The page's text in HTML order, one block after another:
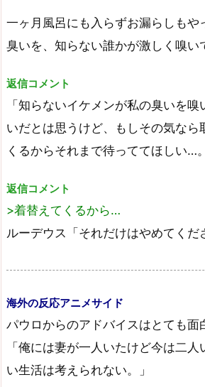
一ヶ月風呂にも入らずお漏らしもや
臭いを、知らない誰かが激しく嗅い
返信コメント
「知らないイケメンが私の臭いを
いだとは思うけど、もしその気なら
くるからそれまで待っててほしい…
返信コメント
>着替えてくるから…
ルーデウス「それだけはやめてくだ
海外の反応アニメサイド
パウロからのアドバイスはとても面
「俺には妻が一人いたけど今は二
い生活は考えられない。」